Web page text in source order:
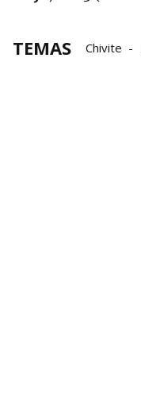
TEMAS Chivite